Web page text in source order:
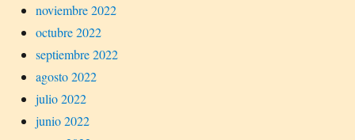
noviembre 2022
octubre 2022
septiembre 2022
agosto 2022
julio 2022
junio 2022